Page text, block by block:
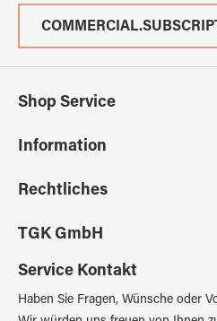
Shop Service
Information
Rechtliches
TGK GmbH
Service Kontakt
Haben Sie Fragen, Wünsche oder